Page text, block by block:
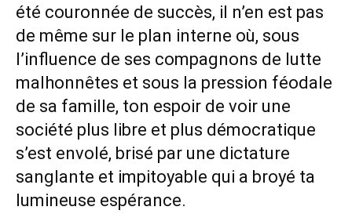
été couronnée de succès, il n’en est pas
de même sur le plan interne où, sous
l’influence de ses compagnons de lutte
malhonnêtes et sous la pression féodale
de sa famille, ton espoir de voir une
société plus libre et plus démocratique
s’est envolé, brisé par une dictature
sanglante et impitoyable qui a broyé ta
lumineuse espérance.